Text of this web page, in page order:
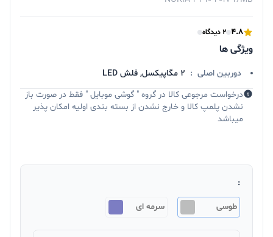
4.8 2 دیدگاه
ویژگی ها
دوربین اصلی : 2 مگاپیکسل, فلش LED
درخواست مرجوعی کالا در گروه " گوشی موبایل " فقط در صورت باز
نشدن پلمپ کالا و خارج نشدن از بسته بندی اولیه امکان پذیر
میباشد
:
طوسی سرمه ای